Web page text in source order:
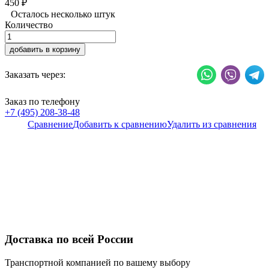
450 ₽
Осталось несколько штук
Количество
добавить в корзину
Заказать через:
Заказ по телефону
+7 (495) 208-38-48
СравнениеДобавить к сравнениюУдалить из сравнения
Доставка по всей России
Транспортной компанией по вашему выбору